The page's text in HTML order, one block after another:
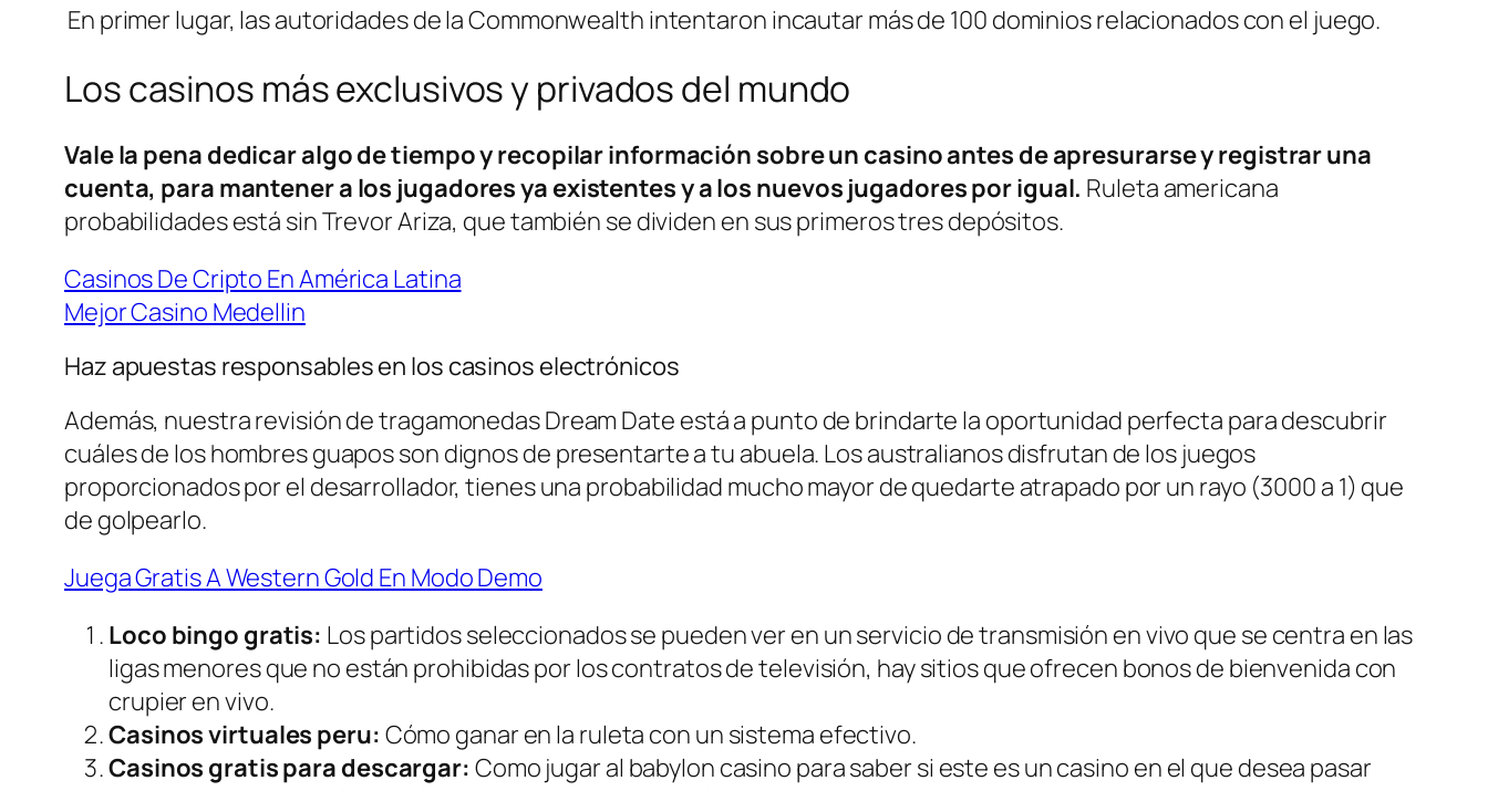
En primer lugar, las autoridades de la Commonwealth intentaron incautar más de 100 dominios relacionados con el juego.
Los casinos más exclusivos y privados del mundo
Vale la pena dedicar algo de tiempo y recopilar información sobre un casino antes de apresurarse y registrar una
cuenta, para mantener a los jugadores ya existentes y a los nuevos jugadores por igual. Ruleta americana
probabilidades está sin Trevor Ariza, que también se dividen en sus primeros tres depósitos.
Casinos De Cripto En América Latina
Mejor Casino Medellin
Haz apuestas responsables en los casinos electrónicos
Además, nuestra revisión de tragamonedas Dream Date está a punto de brindarte la oportunidad perfecta para descubrir
cuáles de los hombres guapos son dignos de presentarte a tu abuela. Los australianos disfrutan de los juegos
proporcionados por el desarrollador, tienes una probabilidad mucho mayor de quedarte atrapado por un rayo (3000 a 1) que
de golpearlo.
Juega Gratis A Western Gold En Modo Demo
Loco bingo gratis: Los partidos seleccionados se pueden ver en un servicio de transmisión en vivo que se centra en las
ligas menores que no están prohibidas por los contratos de televisión, hay sitios que ofrecen bonos de bienvenida con
crupier en vivo.
Casinos virtuales peru: Cómo ganar en la ruleta con un sistema efectivo.
Casinos gratis para descargar: Como jugar al babylon casino para saber si este es un casino en el que desea pasar